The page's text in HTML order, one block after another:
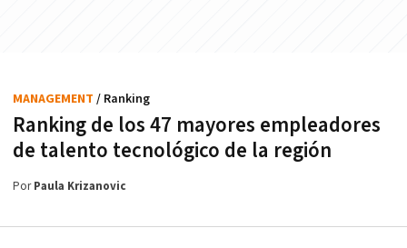
Ranking de los 47 mayores empleadores
de talento tecnológico de la región
MANAGEMENT / Ranking
PorPaula Krizanovic